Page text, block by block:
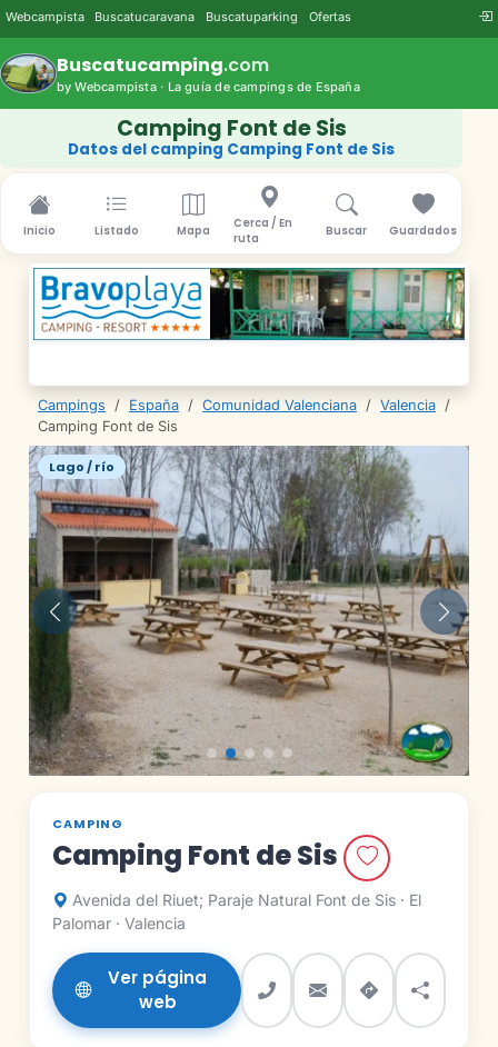
Webcampista Buscatucaravana Buscatuparking Ofertas
Buscatucamping.com
by Webcampista · La guía de campings de España
Camping Font de Sis
Datos del camping Camping Font de Sis
Inicio Listado Mapa
Cerca / En
ruta
Buscar Guardados
Campings / España / Comunidad Valenciana / Valencia /
Camping Font de Sis
Lago / río
Anterior
CAMPING
Camping Font de Sis
Avenida del Riuet; Paraje Natural Font de Sis · El
Palomar · Valencia
Ver página
web